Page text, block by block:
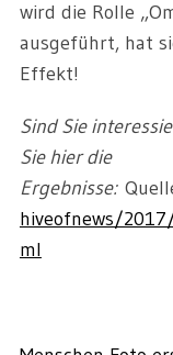
wird die Rolle
ausgeführt, hat
Effekt!
Sind Sie
Sie hier die
Ergebnisse:
hiveofnews/
ml